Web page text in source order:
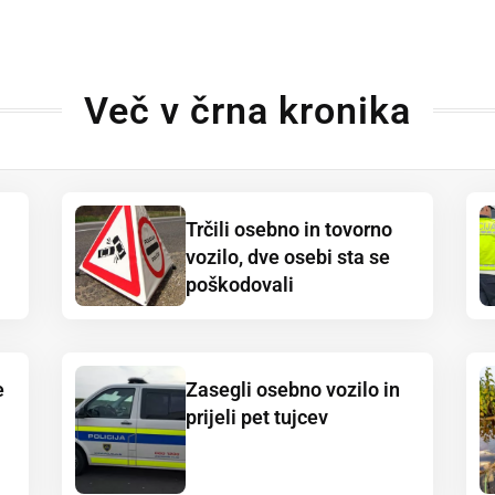
Več v črna kronika
Trčili osebno in tovorno
vozilo, dve osebi sta se
poškodovali
Zasegli osebno vozilo in
prijeli pet tujcev